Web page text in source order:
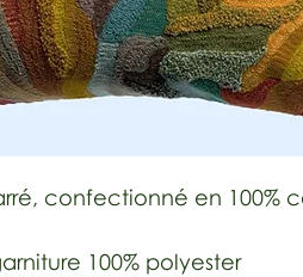
confectionné en 100%
100% polyester